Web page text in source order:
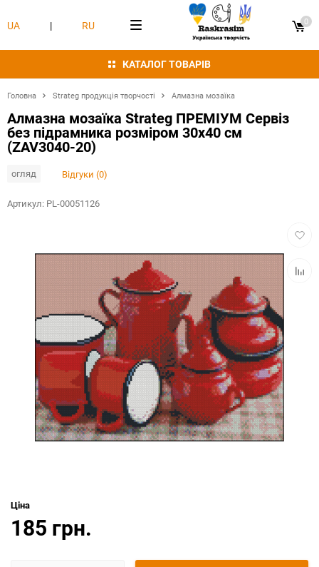
КАТАЛОГ ТОВАРІВ
UA | RU 0
Головна Strateg продукція творчості Алмазна мозаїка
Алмазна мозаїка Strateg ПРЕМІУМ Сервіз
без підрамника розміром 30х40 см
(ZAV3040-20)
огляд Відгуки (0)
Артикул: PL-00051126
Ціна
185 грн.